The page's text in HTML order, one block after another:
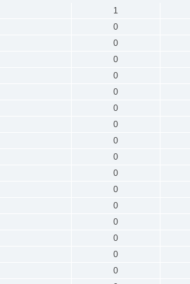
1
0
0
0
0
0
0
0
0
0
0
0
0
0
0
0
0